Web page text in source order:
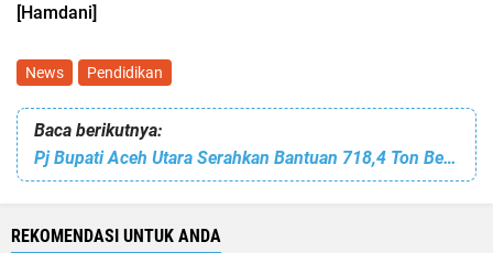
[Hamdani]
News Pendidikan
Baca berikutnya:
Pj Bupati Aceh Utara Serahkan Bantuan 718,4 Ton Beras CBP Kepada Masyarakat Miskin
REKOMENDASI UNTUK ANDA